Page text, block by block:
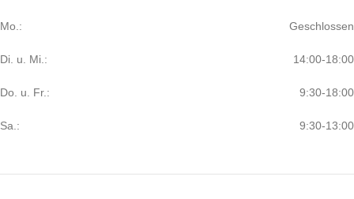
Mo.: Geschlossen
Di. u. Mi.: 14:00-18:00
Do. u. Fr.: 9:30-18:00
Sa.: 9:30-13:00